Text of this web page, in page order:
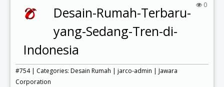
0
Desain-Rumah-Terbaru-
yang-Sedang-Tren-di-
Indonesia
#754 | Categories: Desain Rumah | jarco-admin | Jawara
Corporation